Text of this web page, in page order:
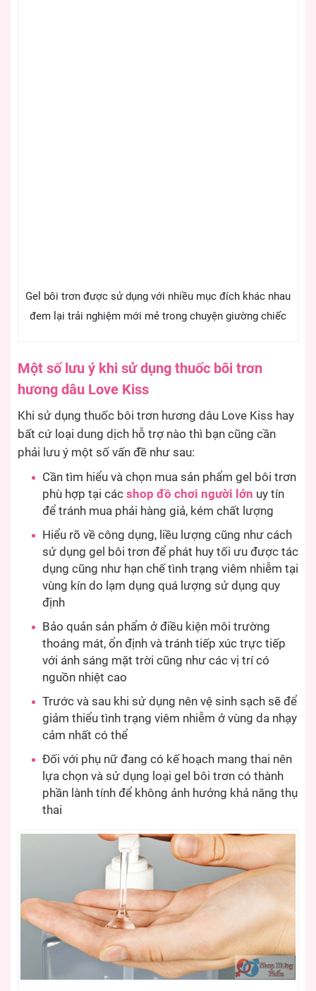
Gel bôi trơn được sử dụng với nhiều mục đích khác nhau
đem lại trải nghiệm mới mẻ trong chuyện giường chiếc
Một số lưu ý khi sử dụng thuốc bôi trơn
hương dâu Love Kiss
Khi sử dụng thuốc bôi trơn hương dâu Love Kiss hay
bất cứ loại dung dịch hỗ trợ nào thì bạn cũng cần
phải lưu ý một số vấn đề như sau:
Cần tìm hiểu và chọn mua sản phẩm gel bôi trơn
phù hợp tại các shop đồ chơi người lớn uy tín
để tránh mua phải hàng giả, kém chất lượng
Hiểu rõ về công dụng, liều lượng cũng như cách
sử dụng gel bôi trơn để phát huy tối ưu được tác
dụng cũng như hạn chế tình trạng viêm nhiễm tại
vùng kín do lạm dụng quá lượng sử dụng quy
định
Bảo quản sản phẩm ở điều kiện môi trường
thoáng mát, ổn định và tránh tiếp xúc trực tiếp
với ánh sáng mặt trời cũng như các vị trí có
nguồn nhiệt cao
Trước và sau khi sử dụng nên vệ sinh sạch sẽ để
giảm thiểu tình trạng viêm nhiễm ở vùng da nhạy
cảm nhất có thể
Đối với phụ nữ đang có kế hoạch mang thai nên
lựa chọn và sử dụng loại gel bôi trơn có thành
phần lành tính để không ảnh hưởng khả năng thụ
thai